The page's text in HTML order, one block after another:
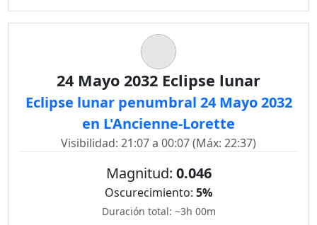
24 Mayo 2032 Eclipse lunar
Eclipse lunar penumbral 24 Mayo 2032
en L'Ancienne-Lorette
Visibilidad: 21:07 a 00:07 (Máx: 22:37)
Magnitud: 0.046
Oscurecimiento: 5%
Duración total: ~3h 00m